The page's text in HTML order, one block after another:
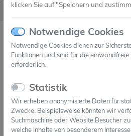
klicken Sie auf "Speichern und
Notwendige Cookies
Notwendige Cookies dienen zur
Funktionen und sind für die
erforderlich.
Statistik
Wir erheben anonymisierte Daten für
Zwecke. Beispielsweise könnten wir
Suchmaschine oder Website Besucher
welche Inhalte von besonderem Interesse
SonnenBatterie
Zu tiefe Temperaturen
drastisch, zu hohe
Alterung oder führen gar zu
der Zellen. In diesem